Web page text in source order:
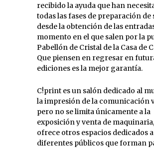
recibido la ayuda que han
todas las fases de preparación de
desde la obtención de las
momento en el que salen por la
Pabellón de Cristal de la Casa de
Que piensen en regresar en
ediciones es la mejor garantía.
C!print es un salón dedicado al
la impresión de la comunicación
pero no se limita únicamente a la
exposición y venta de
ofrece otros espacios dedicados
diferentes públicos que forman